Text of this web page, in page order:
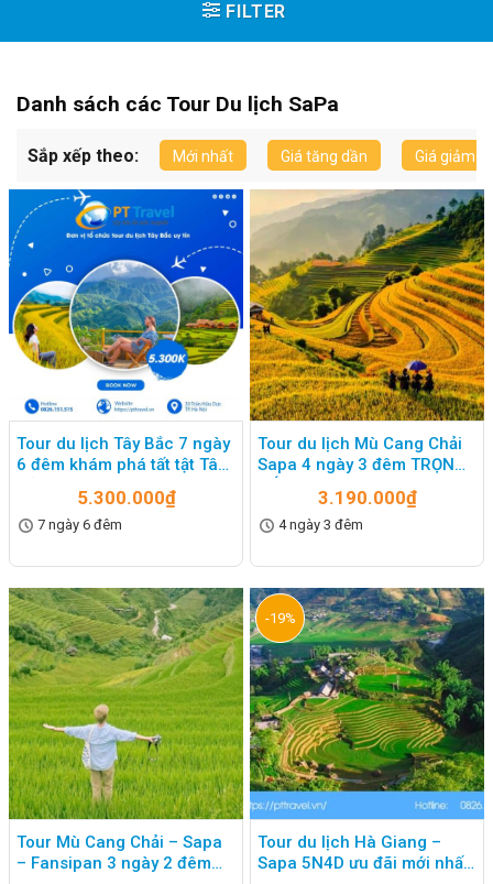
FILTER
Danh sách các Tour Du lịch SaPa
Sắp xếp theo: Mới nhất Giá tăng dần Giá giảm
Tour du lịch Tây Bắc 7 ngày
6 đêm khám phá tất tật Tây
5.300.000₫
7 ngày 6 đêm
Tour du lịch Mù Cang Chải
Sapa 4 ngày 3 đêm TRỌN
3.190.000₫
4 ngày 3 đêm
Tour Mù Cang Chải – Sapa
– Fansipan 3 ngày 2 đêm
-19%
Tour du lịch Hà Giang –
Sapa 5N4D ưu đãi mới nhất